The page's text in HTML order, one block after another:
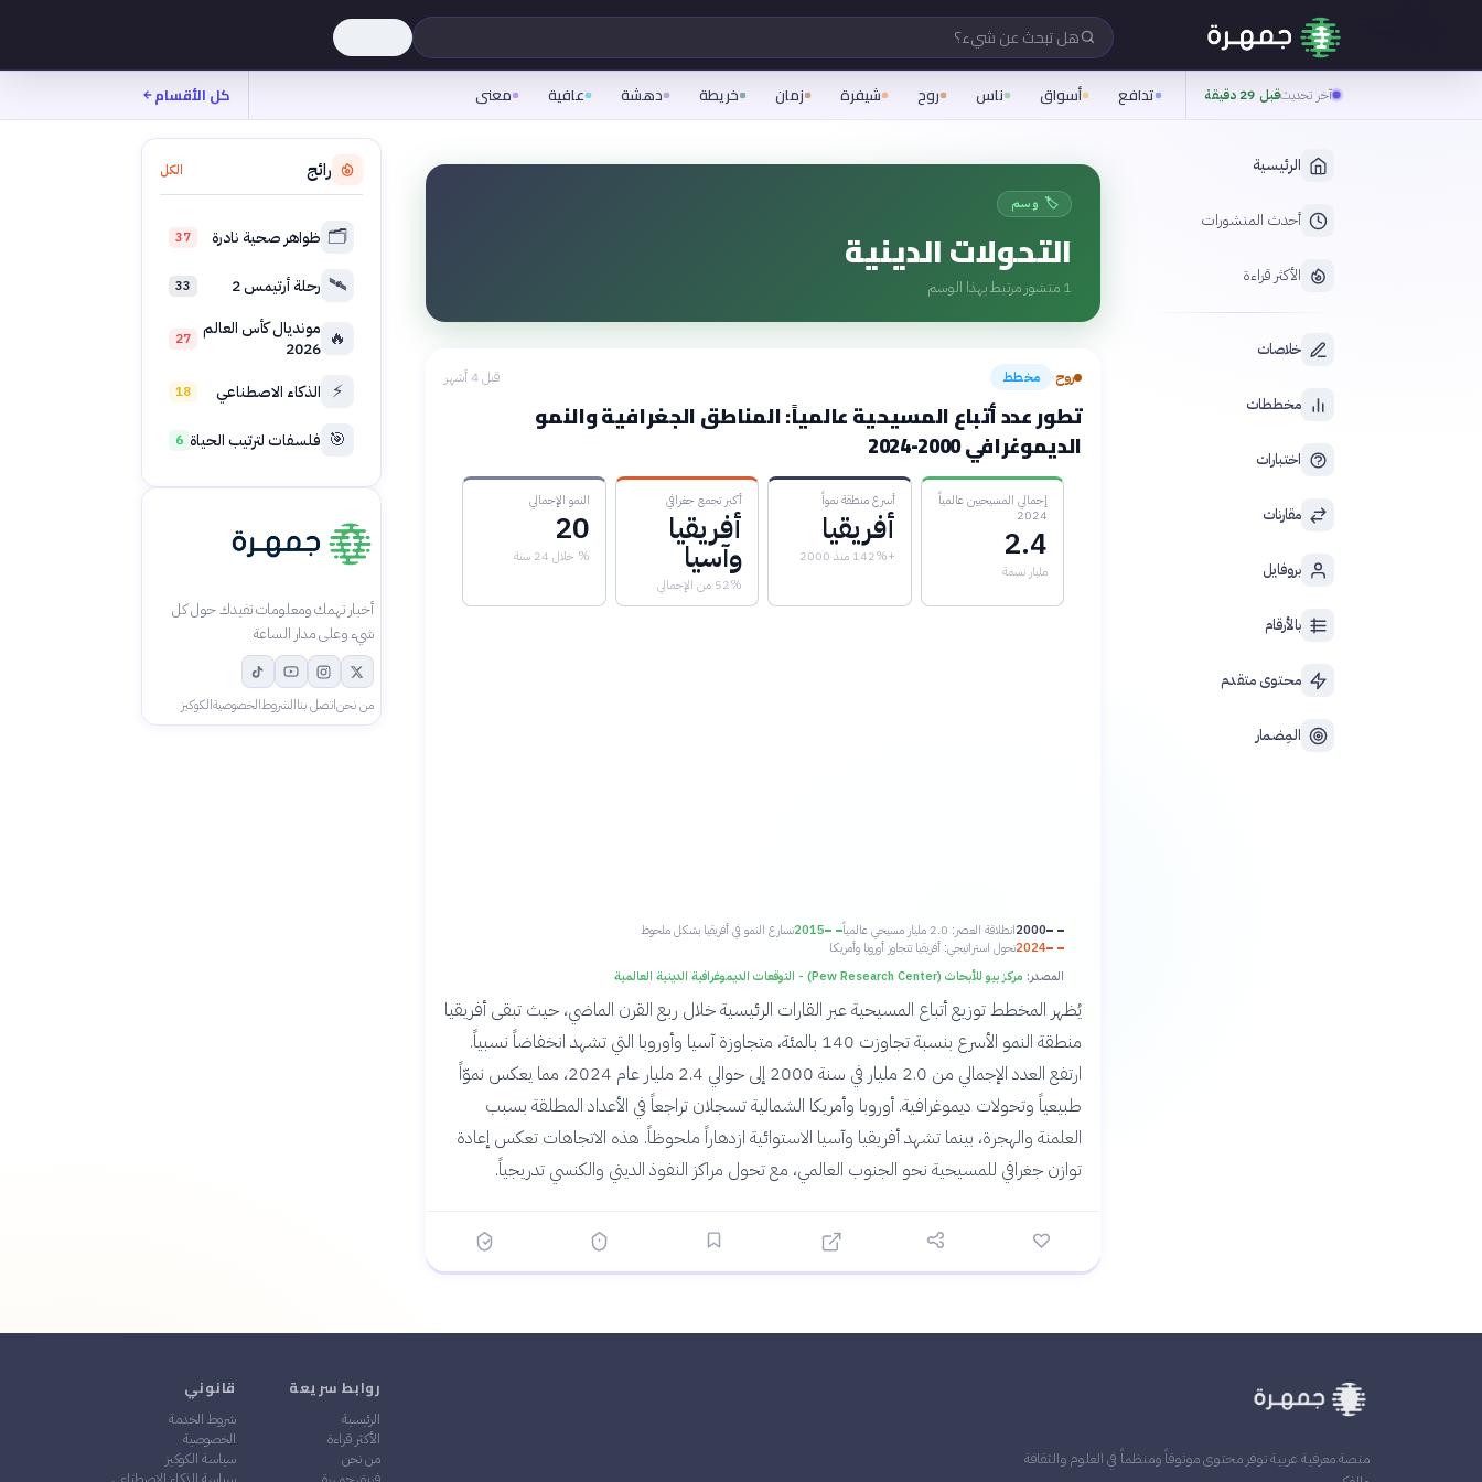
هل تبحث عن شيء؟
آخر تحديثقبل 29 دقيقة تدافع أسواق ناس روح شيفرة زمان خريطة دهشة عافية معنى كل الأقسام
الرئيسية
أحدث المنشورات
الأكثر قراءة
خلاصات
مخططات
اختبارات
مقارنات
بروفايل
بالأرقام
محتوى متقدم
المِضمار
🏷️ وسم
التحولات الدينية
1 منشور مرتبط بهذا الوسم
روح› مخطط قبل 4 أشهر
تطور عدد أتباع المسيحية عالمياً: المناطق الجغرافية والنمو
الديموغرافي 2000-2024
إجمالي المسيحيين عالمياً
2024
2.4
مليار نسمة
أسرع منطقة نمواً
أفريقيا
+142% منذ 2000
أكبر تجمع جغرافي
أفريقيا
وآسيا
52% من الإجمالي
النمو الإجمالي
20
% خلال 24 سنة
2000انطلاقة العصر: 2.0 مليار مسيحي عالمياً 2015تسارع النمو في أفريقيا بشكل ملحوظ
2024تحول استراتيجي: أفريقيا تتجاوز أوروبا وأمريكا
المصدر: مركز بيو للأبحاث (Pew Research Center) - التوقعات الديموغرافية الدينية العالمية
يُظهر المخطط توزيع أتباع المسيحية عبر القارات الرئيسية خلال ربع القرن الماضي، حيث تبقى أفريقيا
منطقة النمو الأسرع بنسبة تجاوزت 140 بالمئة، متجاوزة آسيا وأوروبا التي تشهد انخفاضاً نسبياً.
ارتفع العدد الإجمالي من 2.0 مليار في سنة 2000 إلى حوالي 2.4 مليار عام 2024، مما يعكس نموّاً
طبيعياً وتحولات ديموغرافية. أوروبا وأمريكا الشمالية تسجلان تراجعاً في الأعداد المطلقة بسبب
العلمنة والهجرة، بينما تشهد أفريقيا وآسيا الاستوائية ازدهاراً ملحوظاً. هذه الاتجاهات تعكس إعادة
توازن جغرافي للمسيحية نحو الجنوب العالمي، مع تحول مراكز النفوذ الديني والكنسي تدريجياً.
رائج الكل
🗂️ ظواهر صحية نادرة 37
🛰️ رحلة أرتيمس 2 33
🔥 مونديال كأس العالم
2026
27
⚡ الذكاء الاصطناعي 18
🎯 فلسفات لترتيب الحياة 6
أخبار تهمك ومعلومات تفيدك حول كل
شيء وعلى مدار الساعة
من نحناتصل بناالشروطالخصوصيةالكوكيز
منصة معرفية عربية توفر محتوى موثوقاً ومنظماً في العلوم والثقافة
روابط سريعة
الرئيسية
الأكثر قراءة
من نحن
قانوني
شروط الخدمة
الخصوصية
سياسة الكوكيز